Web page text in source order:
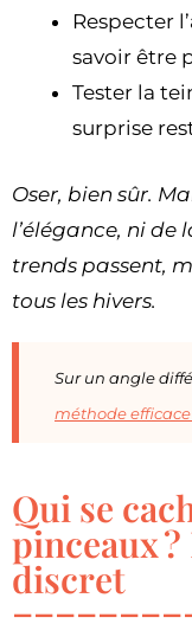
Respecter
savoir être
Tester la
surprise
Oser, bien sûr.
l’élégance, ni de
trends passent,
tous les hivers.
Sur un angle
méthode
Qui se
pinceaux
discret